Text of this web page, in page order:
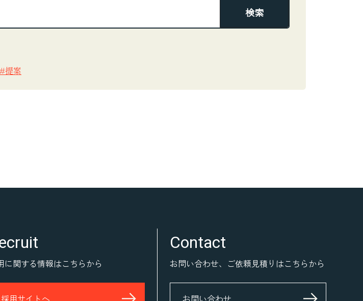
提案
に関する情報はこちらから
採用サイトへ
Contact
お問い合わせ、ご依頼見積りはこちらから
お問い合わせ